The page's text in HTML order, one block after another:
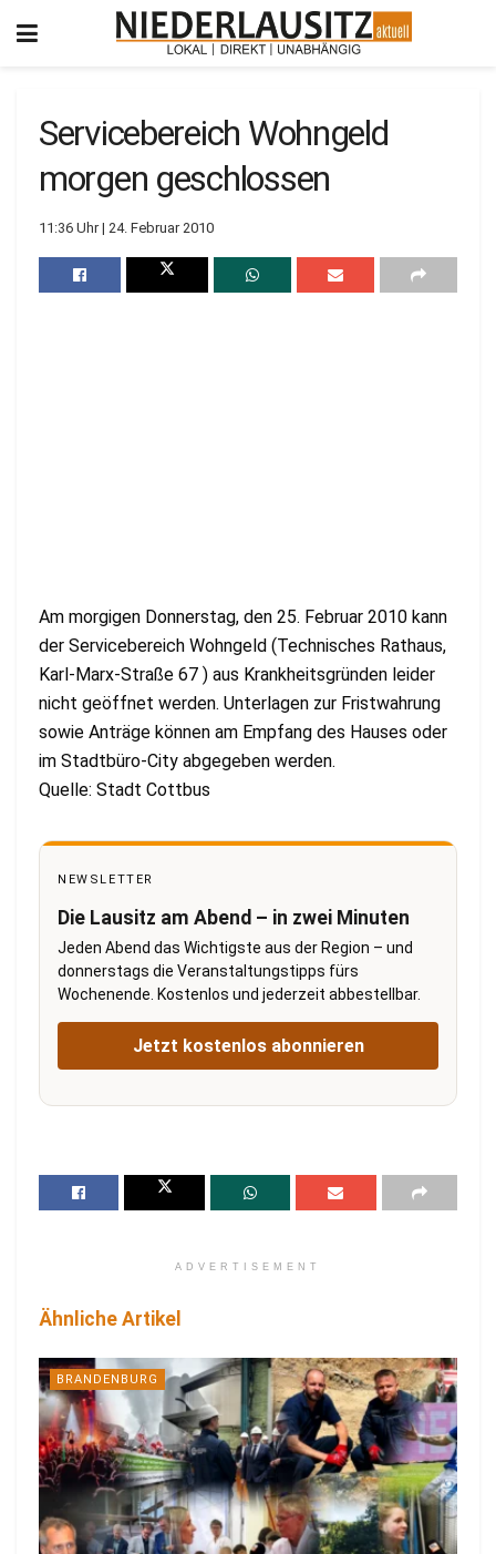
Servicebereich Wohngeld
morgen geschlossen
11:36 Uhr | 24. Februar 2010
Am morgigen Donnerstag, den 25. Februar 2010 kann
der Servicebereich Wohngeld (Technisches Rathaus,
Karl-Marx-Straße 67 ) aus Krankheitsgründen leider
nicht geöffnet werden. Unterlagen zur Fristwahrung
sowie Anträge können am Empfang des Hauses oder
im Stadtbüro-City abgegeben werden.
Quelle: Stadt Cottbus
NEWSLETTER
Die Lausitz am Abend – in zwei Minuten
Jeden Abend das Wichtigste aus der Region – und
donnerstags die Veranstaltungstipps fürs
Wochenende. Kostenlos und jederzeit abbestellbar.
Jetzt kostenlos abonnieren
ADVERTISEMENT
Ähnliche Artikel
BRANDENBURG